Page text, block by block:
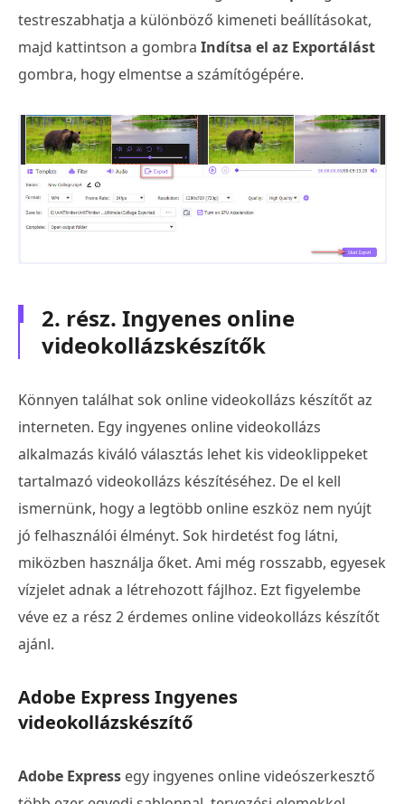
testreszabhatja a különböző kimeneti beállításokat,
majd kattintson a gombra Indítsa el az Exportálást
gombra, hogy elmentse a számítógépére.
2. rész. Ingyenes online
videokollázskészítők
Könnyen találhat sok online videokollázs készítőt az
interneten. Egy ingyenes online videokollázs
alkalmazás kiváló választás lehet kis videoklippeket
tartalmazó videokollázs készítéséhez. De el kell
ismernünk, hogy a legtöbb online eszköz nem nyújt
jó felhasználói élményt. Sok hirdetést fog látni,
miközben használja őket. Ami még rosszabb, egyesek
vízjelet adnak a létrehozott fájlhoz. Ezt figyelembe
véve ez a rész 2 érdemes online videokollázs készítőt
ajánl.
Adobe Express Ingyenes
videokollázskészítő
Adobe Express egy ingyenes online videószerkesztő